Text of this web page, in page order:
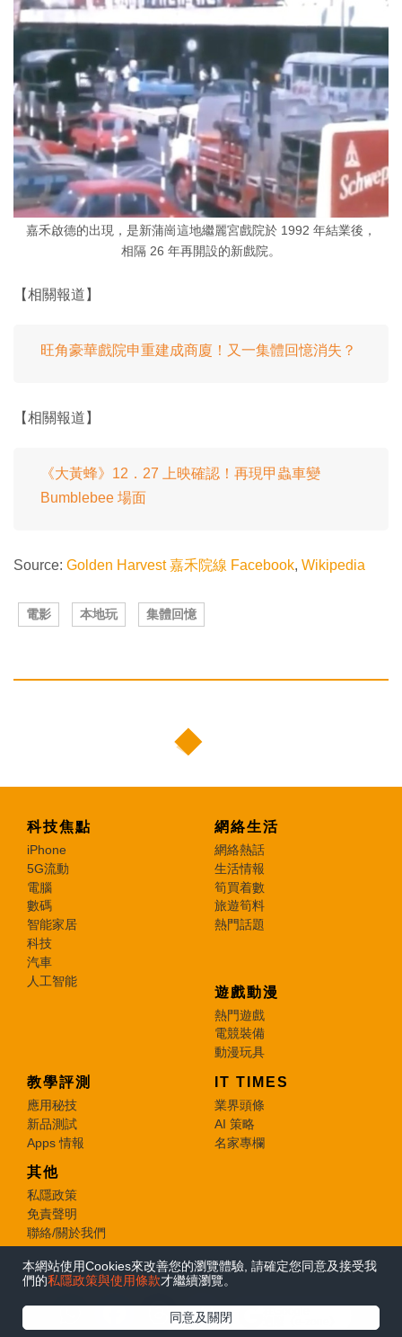
本網站使用Cookies來改善您的瀏覽體驗, 請確定您同意及接受我
們的私隱政策與使用條款才繼續瀏覽。
同意及關閉
嘉禾啟德的出現，是新蒲崗這地繼麗宮戲院於 1992 年結業後，
相隔 26 年再開設的新戲院。
【相關報道】
旺角豪華戲院申重建成商廈！又一集體回憶消失？
【相關報道】
《大黃蜂》12．27 上映確認！再現甲蟲車變
Bumblebee 場面
Source: Golden Harvest 嘉禾院線 Facebook, Wikipedia
電影 本地玩 集體回憶
科技焦點
iPhone
5G流動
電腦
數碼
智能家居
科技
汽車
人工智能
網絡生活
網絡熱話
生活情報
筍買着數
旅遊筍料
熱門話題
遊戲動漫
熱門遊戲
電競裝備
動漫玩具
教學評測
應用秘技
新品測試
Apps 情報
IT TIMES
業界頭條
AI 策略
名家專欄
其他
私隱政策
免責聲明
聯絡/關於我們
© 2026 e-zone. All Rights Reserved.